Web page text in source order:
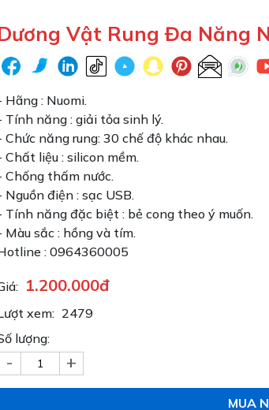
Vật Rung Đa Năng
Hãng : Nuomi.
Tính năng : giải tỏa sinh lý.
Chức năng rung: 30 chế độ khác nhau.
Chất liệu : silicon mềm.
Chống thấm nước.
Nguồn điện : sạc USB.
Tính năng đặc biệt : bẻ cong theo ý muốn.
Màu sắc : hồng và tím.
: 0964360005
1.200.000đ
xem: 2479
lượng:
- +
MUA